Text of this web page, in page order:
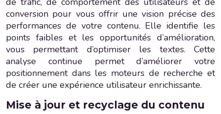
conversion pour vous offrir une vision précise des
performances de votre contenu. Elle identifie les
points faibles et les opportunités d’amélioration,
vous permettant d’optimiser les textes. Cette
analyse continue permet d’améliorer votre
positionnement dans les moteurs de recherche et
de créer une expérience utilisateur enrichissante.
Mise à jour et recyclage du contenu